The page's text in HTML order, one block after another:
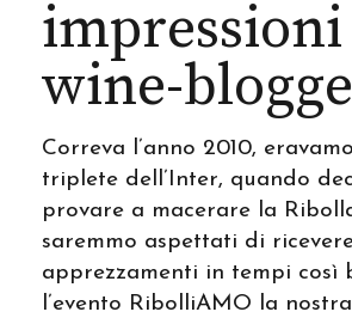
wine-
Correva l’anno 2010,
triplete dell’Inter, quando
provare a macerare la
saremmo aspettati di
apprezzamenti in tempi così
l’evento RibolliAMO la